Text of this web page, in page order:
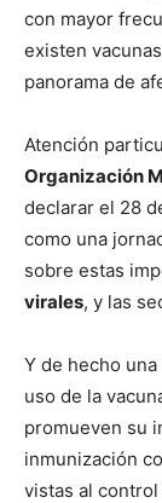
con mayor
existen
panorama de
Atención
Organización
declarar el 28
como una
sobre estas
virales, y las
Y de hecho
uso de la
promueven su
inmunización
vistas al